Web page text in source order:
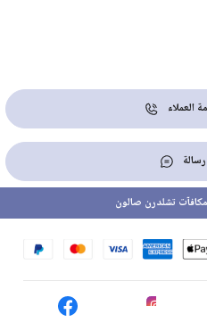
العملاء
تشلدرن صالون